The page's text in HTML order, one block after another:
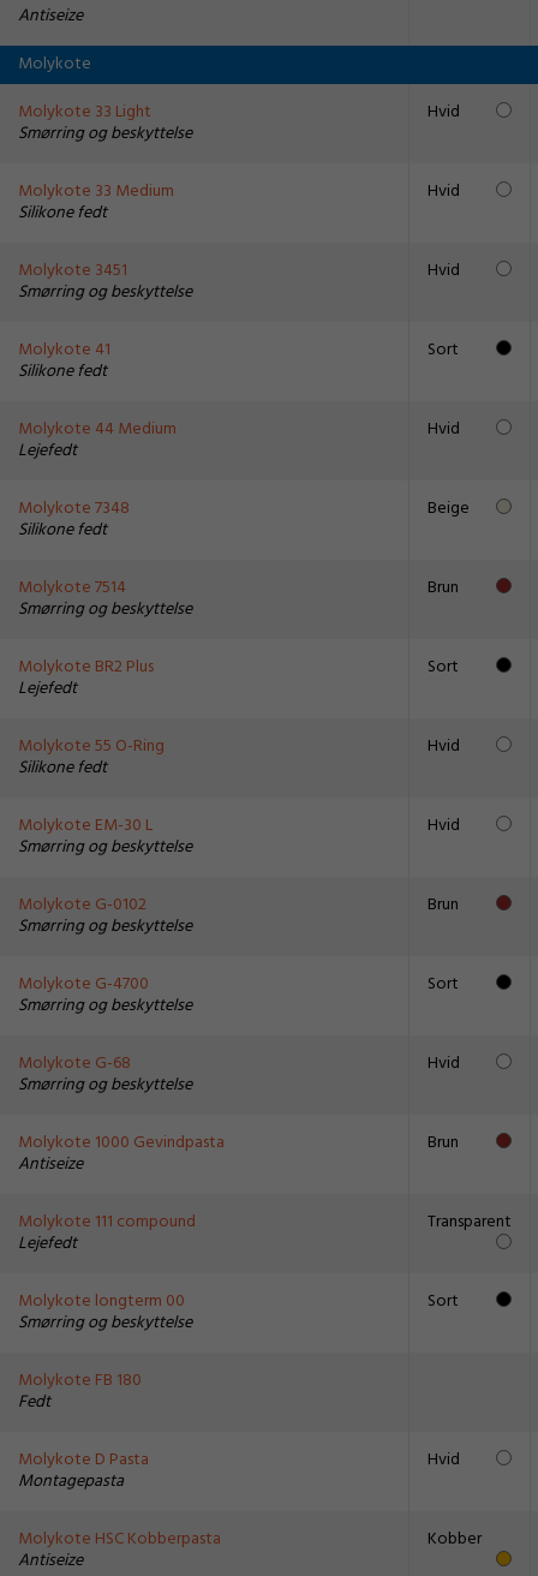
Antiseize
Molykote
Molykote 33 Light
Smørring og beskyttelse
Hvid
Molykote 33 Medium
Silikone fedt
Hvid
Molykote 3451
Smørring og beskyttelse
Hvid
Molykote 41
Silikone fedt
Sort
Molykote 44 Medium
Lejefedt
Hvid
Molykote 7348
Silikone fedt
Beige
Molykote 7514
Smørring og beskyttelse
Brun
Molykote BR2 Plus
Lejefedt
Sort
Molykote 55 O-Ring
Silikone fedt
Hvid
Molykote EM-30 L
Smørring og beskyttelse
Hvid
Molykote G-0102
Smørring og beskyttelse
Brun
Molykote G-4700
Smørring og beskyttelse
Sort
Molykote G-68
Smørring og beskyttelse
Hvid
Molykote 1000 Gevindpasta
Antiseize
Brun
Molykote 111 compound
Lejefedt
Transparent
Molykote longterm 00
Smørring og beskyttelse
Sort
Molykote FB 180
Fedt
Molykote D Pasta
Montagepasta
Hvid
Molykote HSC Kobberpasta
Antiseize
Kobber